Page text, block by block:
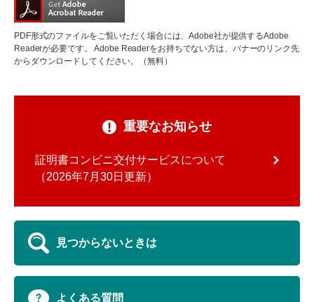
PDF形式のファイルをご覧いただく場合には、Adobe社が提供するAdobe
Readerが必要です。
Adobe Readerをお持ちでない方は、バナーのリンク先
からダウンロードしてください。（無料）
重要なお知らせ
証明書コンビニ交付サービスについて
2026年7月30日更新
見つからないときは
よくある質問